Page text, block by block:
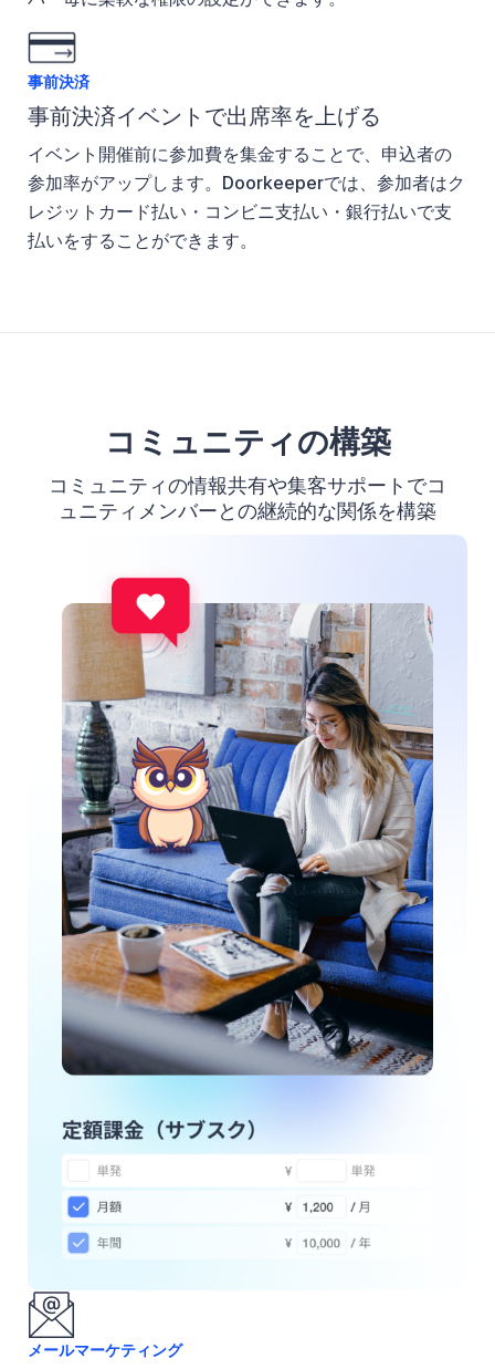
事前決済
事前決済イベントで出席率を上げる
イベント開催前に参加費を集金することで、申込者の
参加率がアップします。Doorkeeperでは、参加者はク
レジットカード払い・コンビニ支払い・銀行払いで支
払いをすることができます。
コミュニティの構築
コミュニティの情報共有や集客サポートでコ
ュニティメンバーとの継続的な関係を構築
メールマーケティング